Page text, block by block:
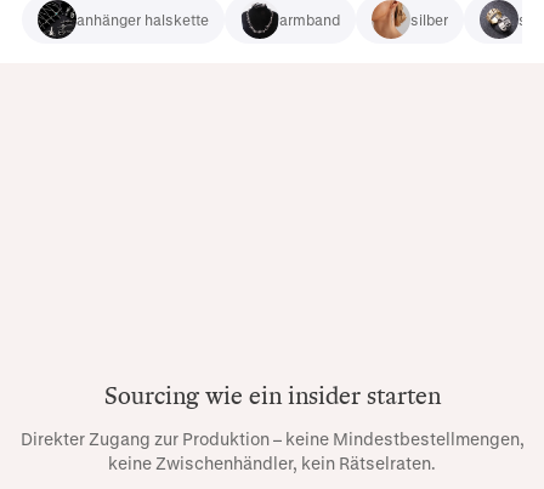
anhänger halskette armband silber stil
Sourcing wie ein insider starten
Direkter Zugang zur Produktion – keine Mindestbestellmengen,
keine Zwischenhändler, kein Rätselraten.